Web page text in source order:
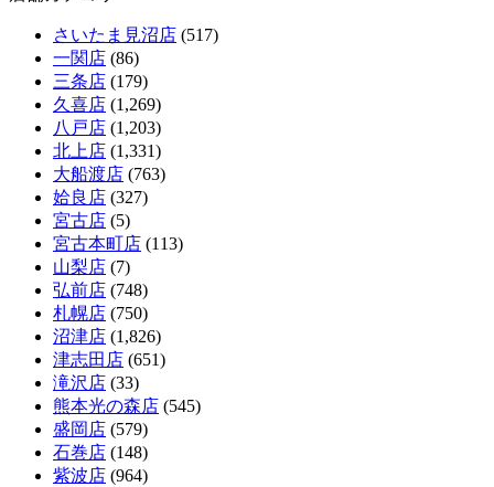
さいたま見沼店 (517)
一関店 (86)
三条店 (179)
久喜店 (1,269)
八戸店 (1,203)
北上店 (1,331)
大船渡店 (763)
姶良店 (327)
宮古店 (5)
宮古本町店 (113)
山梨店 (7)
弘前店 (748)
札幌店 (750)
沼津店 (1,826)
津志田店 (651)
滝沢店 (33)
熊本光の森店 (545)
盛岡店 (579)
石巻店 (148)
紫波店 (964)